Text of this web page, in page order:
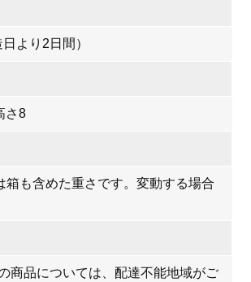
より2日間）
さ8
も含めた重さです。変動する場合
商品については、配達不能地域がご